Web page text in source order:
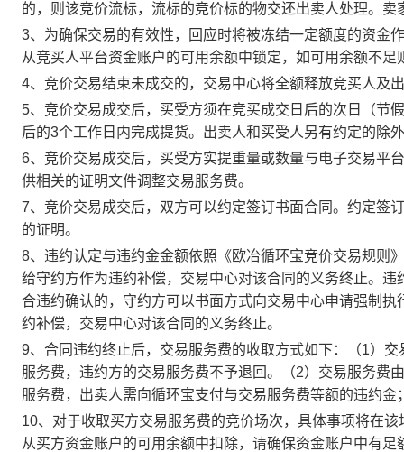
的，则该竞价流标，流标的竞价标的物交还出卖人处理。
3、为确保交易的有效性，回应时将被冻结一定额度的资金
从竞买人平台资金账户的可用余额中锁定，如可用余额不足
4、竞价交易结束未成交的，交易中心将全额释放竞买人及
5、竞价交易成交后，买受方须在竞买成交日后的次日（节
后的3个工作日内完成提货。出卖人和买受人另有约定的除
6、竞价交易成交后，买受方实提重量或数量与电子交易平
供相关的证明文件调整交易服务费。
7、竞价交易成交后，双方可以约定签订书面合同。约定签
的证明。
8、违约认定与违约金金额依照《欧冶循环宝竞价交易规则
给守约方作为违约补偿，交易中心对该合同的义务终止。
合违约确认的，守约方可以书面方式向交易中心申请强制
约补偿，交易中心对该合同的义务终止。
9、合同违约终止后，交易服务费的收取方式如下：（1）
服务费，违约方的交易服务费不予退回。（2）交易服务费
服务费，出卖人需向循环宝支付与交易服务费等额的违约
10、对于收取买方交易服务费的竞价场次，具体事项将在
从买方资金账户的可用余额中扣除，请确保资金账户中有